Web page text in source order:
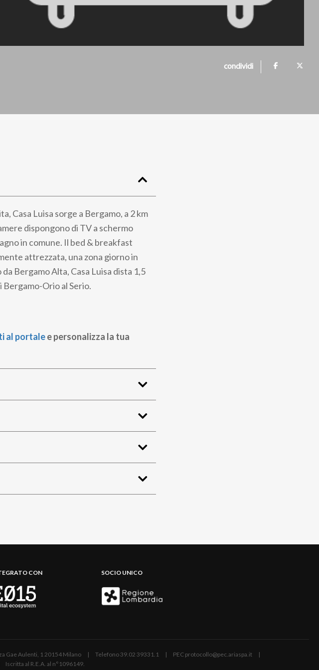
condividi
Casa Luisa sorge a Bergamo, a 2 km
dispongono di TV a schermo
in comune. Il bed & breakfast
attrezzata, una zona giorno in
Bergamo Alta, Casa Luisa dista 1,5
Orio al Serio.
al portalee personalizza la tua
CON SOCIO UNICO
Gae Aulenti, 1 20154 Milano | Telefono 39.02 39331.1 | PEC protocollo@pec.ariaspa.it |
al R.E.A. al n°1096149.